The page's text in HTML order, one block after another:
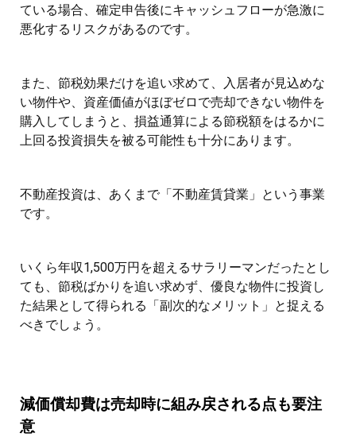
ている場合、確定申告後にキャッシュフローが急激に
悪化するリスクがあるのです。
また、節税効果だけを追い求めて、入居者が見込めな
い物件や、資産価値がほぼゼロで売却できない物件を
購入してしまうと、損益通算による節税額をはるかに
上回る投資損失を被る可能性も十分にあります。
不動産投資は、あくまで「不動産賃貸業」という事業
です。
いくら年収1,500万円を超えるサラリーマンだったとし
ても、節税ばかりを追い求めず、優良な物件に投資し
た結果として得られる「副次的なメリット」と捉える
べきでしょう。
減価償却費は売却時に組み戻される点も要注
意